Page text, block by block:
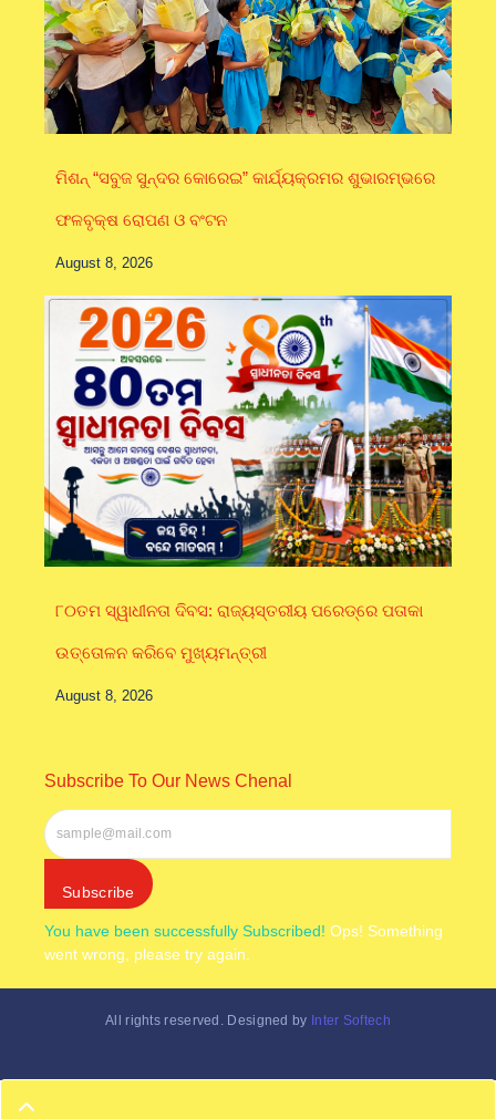
ମିଶନ୍ “ସବୁଜ ସୁନ୍ଦର କୋରେଇ” କାର୍ଯ୍ୟକ୍ରମର ଶୁଭାରମ୍ଭରେ
ଫଳବୃକ୍ଷ ରୋପଣ ଓ ବଂଟନ
August 8, 2026
୮୦ତମ ସ୍ୱାଧୀନତା ଦିବସ: ରାଜ୍ୟସ୍ତରୀୟ ପରେଡ୍‌ରେ ପତାକା
ଉତ୍ତୋଳନ କରିବେ ମୁଖ୍ୟମନ୍ତ୍ରୀ
August 8, 2026
Subscribe To Our News Chenal
Subscribe
You have been successfully Subscribed! Ops! Something
went wrong, please try again.
All rights reserved. Designed by Inter Softech